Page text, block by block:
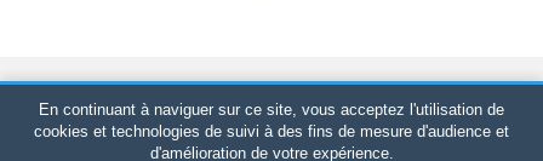
Bracelet-de-montre.com© 2026Tous droits réservés-SIRET
520 247 727 000 57 -Plateforme Juridique : BP 20075 - 31121
PORTET PDC - France Métropolitaine-Vente en ligne
En continuant à naviguer sur ce site, vous acceptez l'utilisation de
cookies et technologies de suivi à des fins de mesure d'audience et
d'amélioration de votre expérience.